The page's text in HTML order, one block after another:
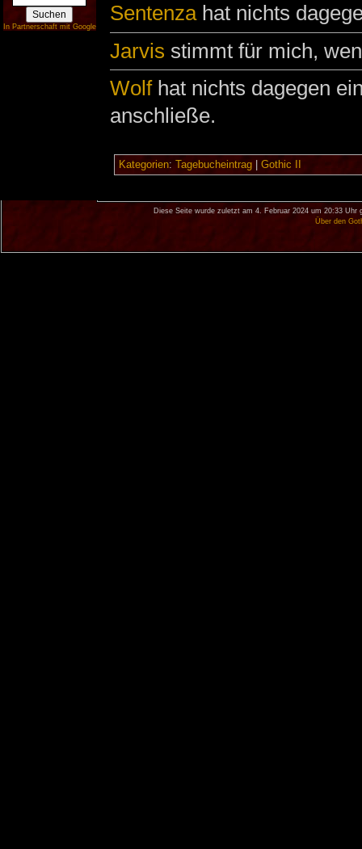
In Partnerschaft mit Google
Sentenzahat nichts
Jarvis stimmt für mich,
Wolfhat nichts dagegen
anschließe.
Kategorien: Tagebucheintrag| Gothic II
Diese Seite wurde zuletzt am 4. Februar 2024 um 20:33 Uhr
Über den